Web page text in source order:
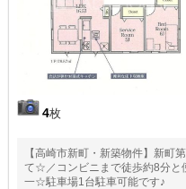
4枚
【高崎市新町・新築物件】新町
て☆／コンビニまで徒歩約8分と
一☆駐車場1台駐車可能です♪